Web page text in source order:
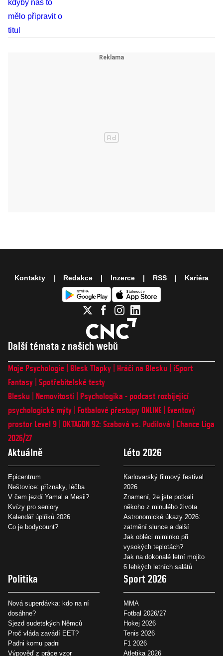
Další témata z našich webů
Moje Psychologie Blesk Tlapky Hráči na Blesku
iSport
Fantasy Spotřebitelské testy
Blesku
Nemovitosti
Psychologika - podcast rozbíjející
psychologické mýty
Fotbalové přestupy ONLINE
Eventový
prostor Level 9 OKTAGON 92: Szabová vs. Pudilová
Chance Liga
2026/27
Aktuálně
Epicentrum
Neštovice: příznaky, léčba
V čem jezdí Yamal a Mesii?
Kvízy pro seniory
Kalendář úplňků 2026
Co je bodycount?
Léto 2026
Karlovarský filmový festival
2026
Znamení, že jste potkali
někoho z minulého života
Astronomické úkazy 2026:
zatmění slunce a další
Jak obléci miminko při
vysokých teplotách?
Jak na dokonalé letní mojito
6 lehkých letních salátů
Politika
Nová superdávka: kdo na ní
dosáhne?
Sjezd sudetských Němců
Proč vláda zavádí EET?
Padni komu padni
Výpověď z práce vzor
Sport 2026
MMA
Fotbal 2026/27
Hokej 2026
Tenis 2026
F1 2026
Atletika 2026
Kontakty Redakce Inzerce RSS Kariéra